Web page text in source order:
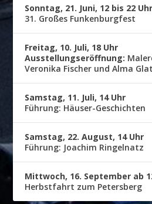
Sonntag, 21. Juni, 12 bis 22 Uhr
31. Großes Funkenburgfest
Freitag, 10. Juli, 18 Uhr
Ausstellungseröffnung:
Veronika Fischer und Alma
Samstag, 11. Juli, 14 Uhr
Führung: Häuser-Geschichten
Samstag, 22. August, 14 Uhr
Führung: Joachim Ringelnatz
Mittwoch, 16. September ab
Herbstfahrt zum Petersberg